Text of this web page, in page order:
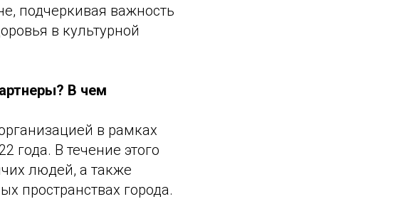
подчеркивая важность
в культурной
В чем
в рамках
года. В течение этого
людей, а также
пространствах города.